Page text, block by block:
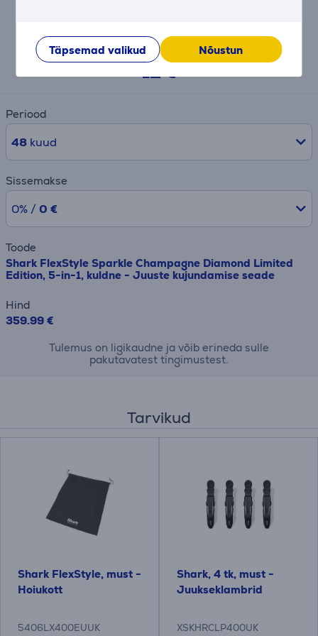
Täpsemad valikud Nõustun
Eeldatav igakuine makse
12 €
Periood
48kuud
Sissemakse
0% / 0 €
Toode
Shark FlexStyle Sparkle Champagne Diamond Limited
Edition, 5-in-1, kuldne - Juuste kujundamise seade
Hind
359.99 €
Tulemus on ligikaudne ja võib erineda sulle
pakutavatest tingimustest.
Tarvikud
Shark FlexStyle, must -
Hoiukott
5406LX400EUUK
Shark, 4 tk, must -
Juukseklambrid
XSKHRCLP400UK